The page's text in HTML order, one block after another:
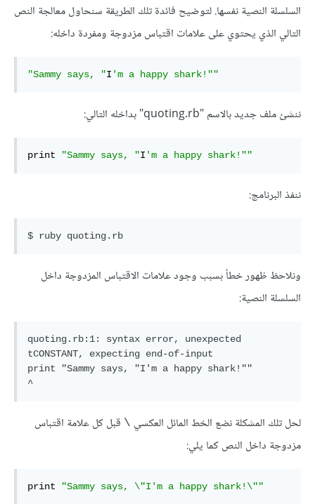
السلسلة النصية نفسها. لتوضيح فائدة تلك الطريقة سنحاول معالجة النص
التالي الذي يحتوي على علامات اقتباس مزدوجة ومفردة داخله:
"Sammy says, "I 'm a happy shark!""
ننشئ ملف جديد بالاسم "quoting.rb" بداخله التالي:
print "Sammy says, "I 'm a happy shark!""
ننفذ البرنامج:
ونلاحظ ظهور خطأ بسبب وجود علامات الاقتباس المزدوجة داخل
السلسلة النصية:
quoting.rb:1: syntax error, unexpected
tCONSTANT, expecting end-of-input
print "Sammy says, "I'm a happy shark!""
لحل تلك المشكلة نضع الخط المائل العكسي \ قبل كل علامة اقتباس
مزدوجة داخل النص كما يلي:
print "Sammy says, \"I'm a happy shark!\""